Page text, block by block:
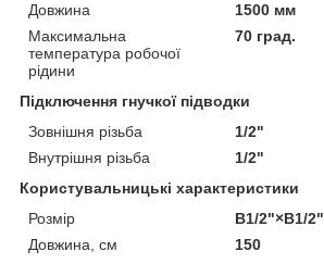
Довжина
1500 мм
Максимальна
температура робочої
рідини
70 град.
Підключення гнучкої підводки
Зовнішня різьба
1/2"
Внутрішня різьба
1/2"
Користувальницькі характеристики
Розмір
B1/2"×В1/2"
Довжина, см
150